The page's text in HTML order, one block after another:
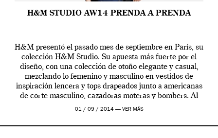
H&M STUDIO AW14 PRENDA A PRENDA
H&M presentó el pasado mes de septiembre en París, su
colección H&M Studio. Su apuesta más fuerte por el
diseño, con una colección de otoño elegante y casual,
mezclando lo femenino y masculino en vestidos de
inspiración lencera y tops drapeados junto a americanas
de corte masculino, cazadoras moteras y bombers. Al
frente de la […]
01 / 09 / 2014 — VER MÁS